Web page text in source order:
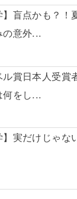
】盲点かも？
の意外...
ル賞日本人受賞
何をし...
】実だけじゃ